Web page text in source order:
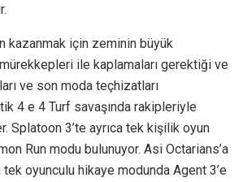
kazanmak için zeminin büyük
ile kaplamaları gerektiği ve
ve son moda teçhizatları
4 e 4 Turf savaşında rakipleriyle
Splatoon 3’te ayrıca tek kişilik oyun
Run modu bulunuyor. Asi Octarians’a
oyunculu hikaye modunda Agent 3’e